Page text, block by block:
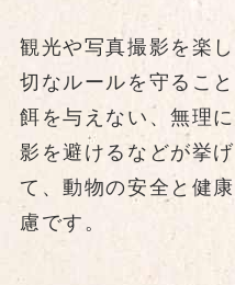
観光や写真撮影を楽
切なルールを守るこ
餌を与えない、無理
影を避けるなどが挙
て、動物の安全と健
慮です。